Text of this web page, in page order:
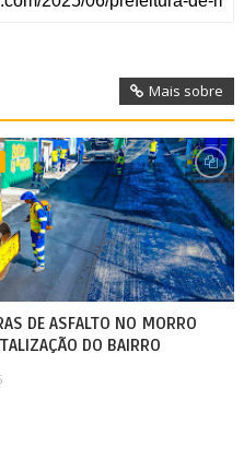
Mais sobre
DE ASFALTO NO MORRO
DO BAIRRO